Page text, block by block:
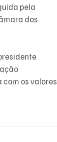
pela
dos
os valores